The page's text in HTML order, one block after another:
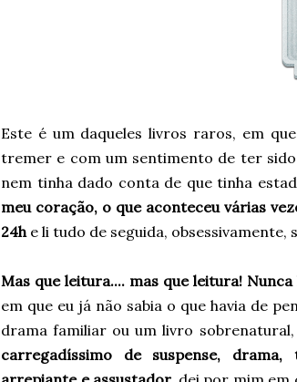
Este é um daqueles livros raros, em
tremer e com um sentimento de ter
nem tinha dado conta de que tinha
meu coração, o que aconteceu várias
24h e li tudo de seguida,
Mas que leitura.... mas que leitura!
em que eu já não sabia o que havia de
drama familiar ou um livro
carregadíssimo de suspense,